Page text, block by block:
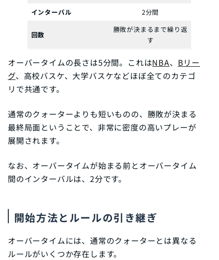
インターバル
2分間
回数
勝敗が決まるまで繰り返
す
オーバータイムの長さは5分間。これはNBA、 Bリー
グ、高校バスケ、大学バスケなどほぼ全てのカテゴ
リで共通です。
通常のクォーターよりも短いものの、勝敗が決まる
最終局面ということで、非常に密度の高いプレーが
展開されます。
なお、オーバータイムが始まる前とオーバータイム
間のインターバルは、2分です。
開始方法とルールの引き継ぎ
オーバータイムには、通常のクォーターとは異なる
ルールがいくつか存在します。